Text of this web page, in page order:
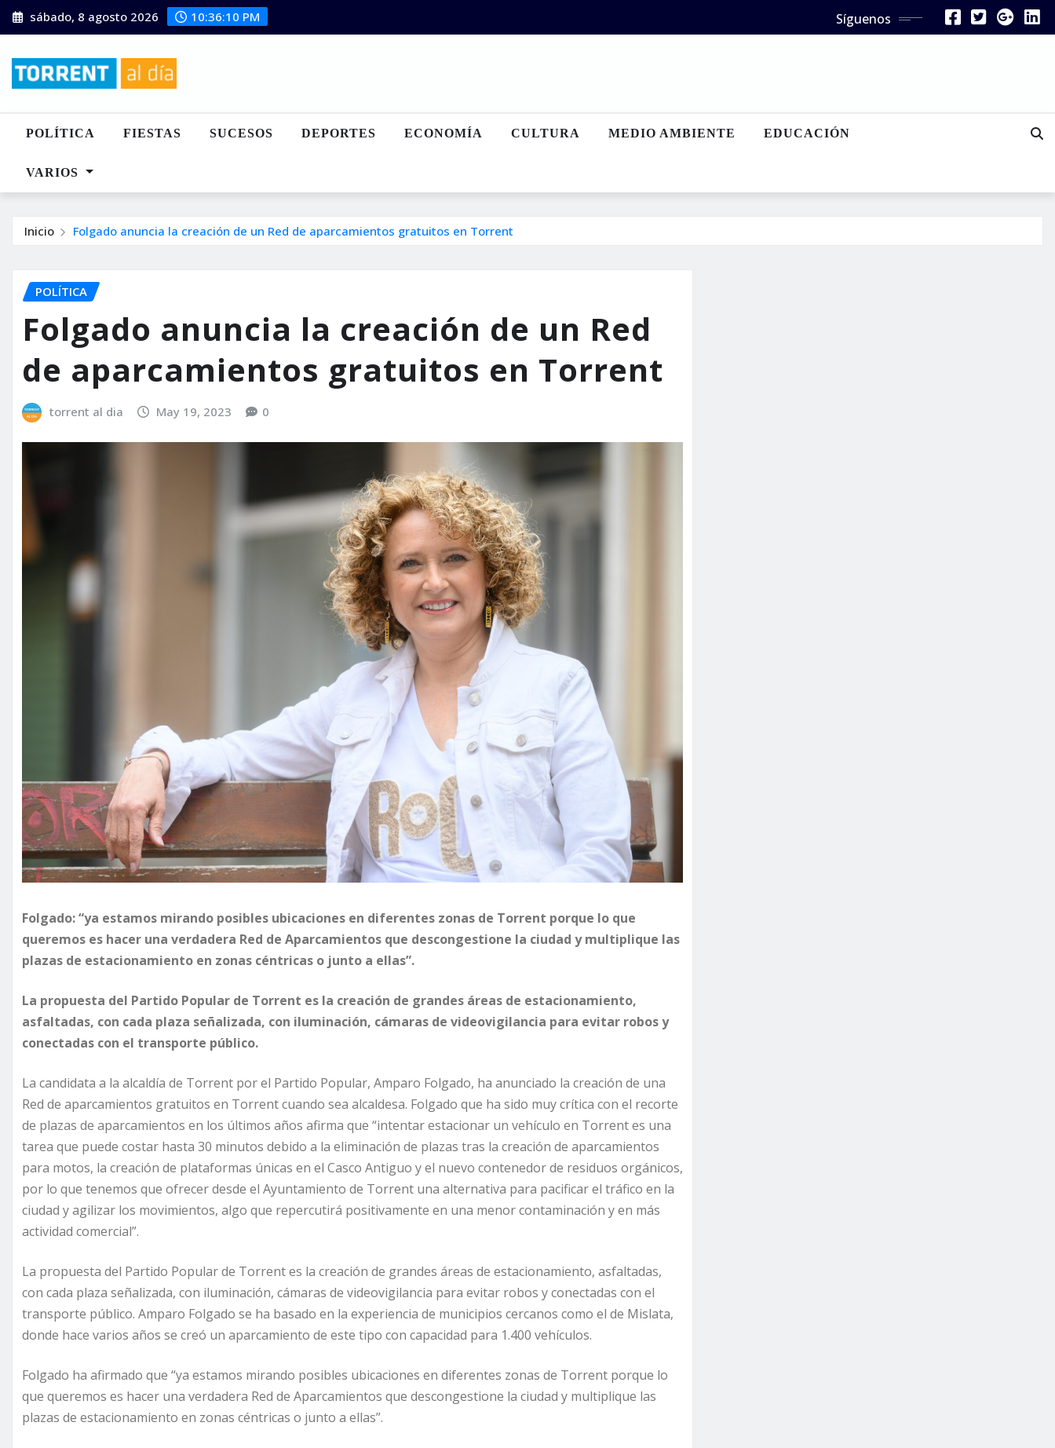
Saltar
al
sábado, 8 agosto 2026 10:36:11 PM Síguenos
POLÍTICA FIESTAS SUCESOS DEPORTES ECONOMÍA CULTURA MEDIO AMBIENTE EDUCACIÓN
VARIOS
Inicio Folgado anuncia la creación de un Red de aparcamientos gratuitos en Torrent
POLÍTICA
Folgado anuncia la creación de un Red
de aparcamientos gratuitos en Torrent
torrent al dia May 19, 2023 0
Folgado: “ya estamos mirando posibles ubicaciones en diferentes zonas de Torrent porque lo que
queremos es hacer una verdadera Red de Aparcamientos que descongestione la ciudad y multiplique las
plazas de estacionamiento en zonas céntricas o junto a ellas”.
La propuesta del Partido Popular de Torrent es la creación de grandes áreas de estacionamiento,
asfaltadas, con cada plaza señalizada, con iluminación, cámaras de videovigilancia para evitar robos y
conectadas con el transporte público.
La candidata a la alcaldía de Torrent por el Partido Popular, Amparo Folgado, ha anunciado la creación de una
Red de aparcamientos gratuitos en Torrent cuando sea alcaldesa. Folgado que ha sido muy crítica con el recorte
de plazas de aparcamientos en los últimos años afirma que “intentar estacionar un vehículo en Torrent es una
tarea que puede costar hasta 30 minutos debido a la eliminación de plazas tras la creación de aparcamientos
para motos, la creación de plataformas únicas en el Casco Antiguo y el nuevo contenedor de residuos orgánicos,
por lo que tenemos que ofrecer desde el Ayuntamiento de Torrent una alternativa para pacificar el tráfico en la
ciudad y agilizar los movimientos, algo que repercutirá positivamente en una menor contaminación y en más
actividad comercial”.
La propuesta del Partido Popular de Torrent es la creación de grandes áreas de estacionamiento, asfaltadas,
con cada plaza señalizada, con iluminación, cámaras de videovigilancia para evitar robos y conectadas con el
transporte público. Amparo Folgado se ha basado en la experiencia de municipios cercanos como el de Mislata,
donde hace varios años se creó un aparcamiento de este tipo con capacidad para 1.400 vehículos.
Folgado ha afirmado que “ya estamos mirando posibles ubicaciones en diferentes zonas de Torrent porque lo
que queremos es hacer una verdadera Red de Aparcamientos que descongestione la ciudad y multiplique las
plazas de estacionamiento en zonas céntricas o junto a ellas”.